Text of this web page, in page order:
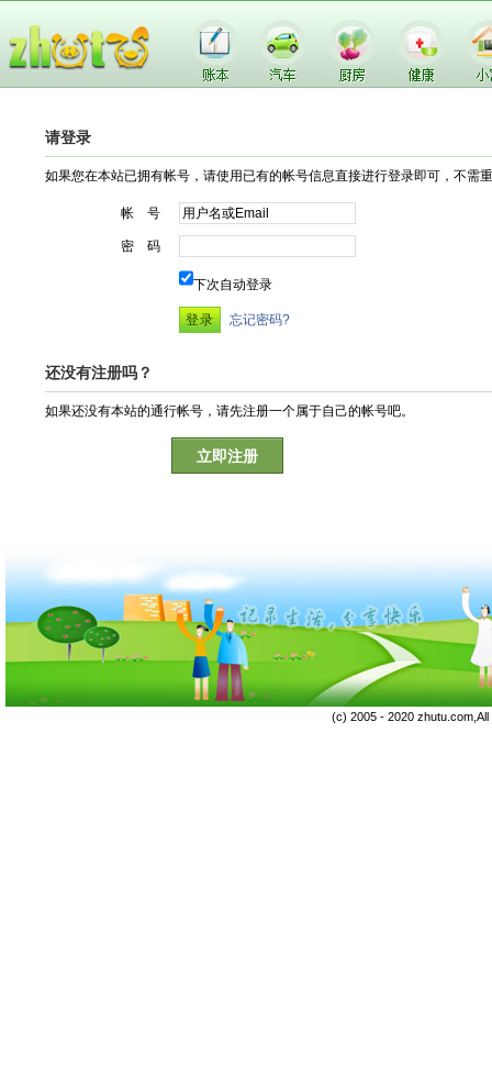
请登录
如果您在本站已拥有帐号，请使用已有的帐号信息直接进行登录即可，不需
帐 号
密 码
下次自动登录
忘记密码?
还没有注册吗？
如果还没有本站的通行帐号，请先注册一个属于自己的帐号吧。
立即注册
(c) 2005 - 2020